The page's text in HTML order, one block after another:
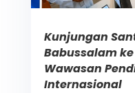
Kunjungan
Babussalam
Wawasan
Internasional